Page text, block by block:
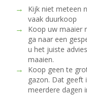
Kijk niet meteen
vaak duurkoop
Koop uw maaier
ga naar een
u het juiste
maaien.
Koop geen te
gazon. Dat geeft
meerdere dagen